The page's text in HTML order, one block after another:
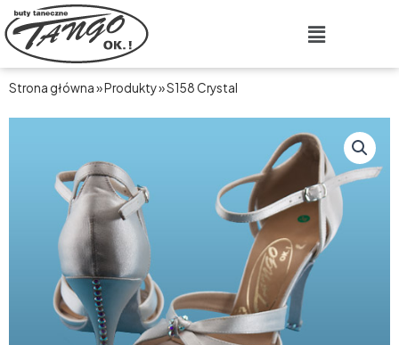
Przejdź
do
treści
Main
Strona główna»Produkty»S158 Crystal